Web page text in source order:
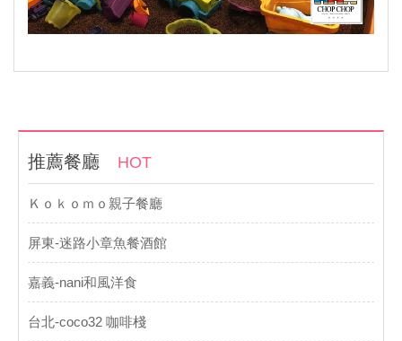
推薦餐廳 HOT
Ｋｏｋｏｍｏ親子餐廳
屏東-迷路小章魚餐酒館
嘉義-nani和風洋食
台北-coco32 咖啡棧